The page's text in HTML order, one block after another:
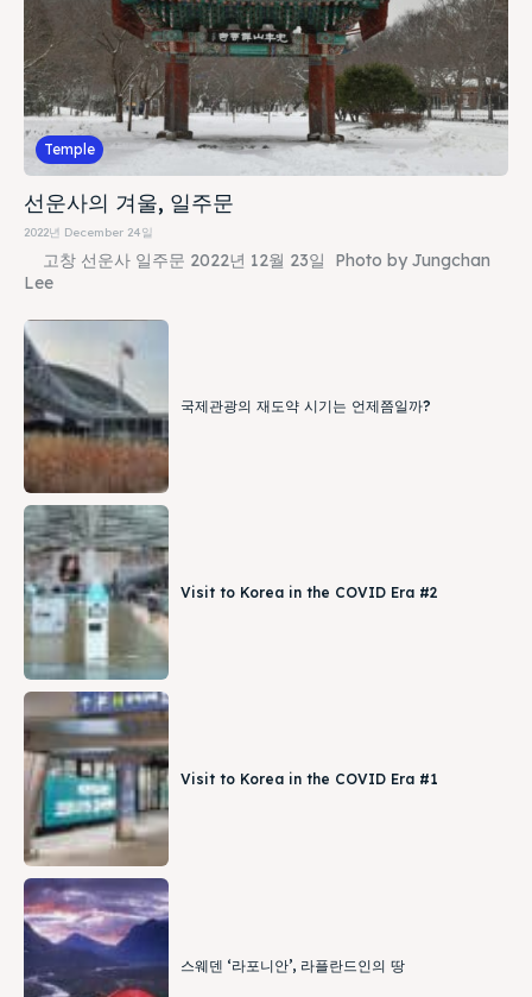
Temple
선운사의 겨울, 일주문
2022년 December 24일
고창 선운사 일주문 2022년 12월 23일 Photo by Jungchan
Lee
국제관광의 재도약 시기는 언제쯤일까?
Visit to Korea in the COVID Era #2
Visit to Korea in the COVID Era #1
스웨덴 ‘라포니안’, 라플란드인의 땅